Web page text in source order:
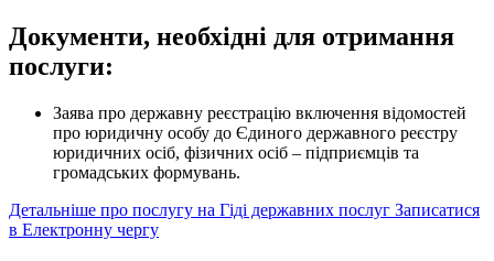
Документи, необхідні для отримання
послуги:
Заява про державну реєстрацію включення відомостей
про юридичну особу до Єдиного державного реєстру
юридичних осіб, фізичних осіб – підприємців та
громадських формувань.
Детальніше про послугу на Гіді державних послуг Записатися
в Електронну чергу